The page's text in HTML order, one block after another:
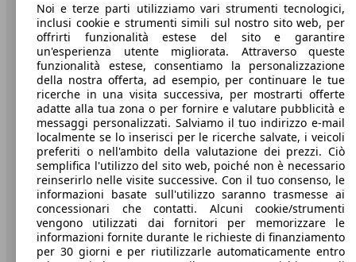
Benvenuti su AutoScout24, il mercato auto europeo.
Società
A proposito di AutoScout24
Stampa
Media
Condizioni generali
Informazioni
Privacy
Dichiarazione di Accessibilità
Noi e terze parti utilizziamo vari strumenti tecnologici,
inclusi cookie e strumenti simili sul nostro sito web, per
offrirti funzionalità estese del sito e garantire
un'esperienza utente migliorata. Attraverso queste
funzionalità estese, consentiamo la personalizzazione
della nostra offerta, ad esempio, per continuare le tue
ricerche in una visita successiva, per mostrarti offerte
adatte alla tua zona o per fornire e valutare pubblicità e
messaggi personalizzati. Salviamo il tuo indirizzo e-mail
localmente se lo inserisci per le ricerche salvate, i veicoli
preferiti o nell'ambito della valutazione dei prezzi. Ciò
semplifica l'utilizzo del sito web, poiché non è necessario
reinserirlo nelle visite successive. Con il tuo consenso, le
informazioni basate sull'utilizzo saranno trasmesse ai
concessionari che contatti. Alcuni cookie/strumenti
vengono utilizzati dai fornitori per memorizzare le
informazioni fornite durante le richieste di finanziamento
per 30 giorni e per riutilizzarle automaticamente entro